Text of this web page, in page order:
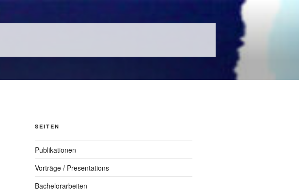
SEITEN
Publikationen
Vorträge / Presentations
Bachelorarbeiten